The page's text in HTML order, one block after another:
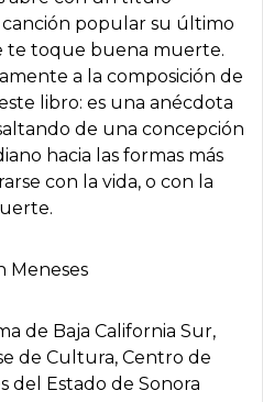
popular su último
te toque buena muerte.
a la composición de
libro: es una anécdota
de una concepción
hacia las formas más
con la vida, o con la
Meneses
de Baja California Sur,
de Cultura, Centro de
del Estado de Sonora